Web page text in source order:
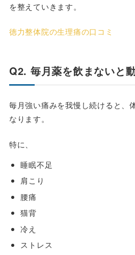
を整えていきます。
徳力整体院の生理痛の口コミ
Q2. 毎月薬を飲まないと動
毎月強い痛みを我慢し続けると、
なります。
特に、
睡眠不足
肩こり
腰痛
猫背
冷え
ストレス